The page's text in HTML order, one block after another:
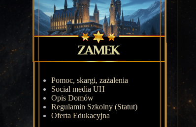
Pomoc, skargi, zażalenia
Social media UH
Opis Domów
Regulamin Szkolny (Statut)
Oferta Edukacyjna